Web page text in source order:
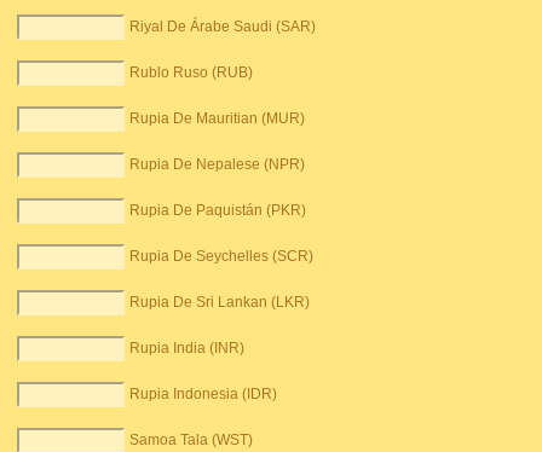
Riyal De Árabe Saudi (SAR)
Rublo Ruso (RUB)
Rupia De Mauritian (MUR)
Rupia De Nepalese (NPR)
Rupia De Paquistán (PKR)
Rupia De Seychelles (SCR)
Rupia De Sri Lankan (LKR)
Rupia India (INR)
Rupia Indonesia (IDR)
Samoa Tala (WST)